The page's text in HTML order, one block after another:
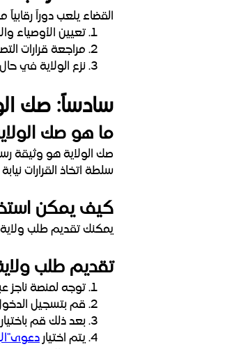
القضاء يلعب دوراً
تعيين الأوصياء
مراجعة قرارات
نزع الولاية في حال
سادساً: صك
ما هو صك
صك الولاية هو وثيقة
سلطة اتخاذ القرارات
كيف يمكن
يمكنك تقديم طلب ولاية
تقديم طلب
توجه لمنصة ناجز
قم بتسجيل
بعد ذلك قم
يتم اختيار